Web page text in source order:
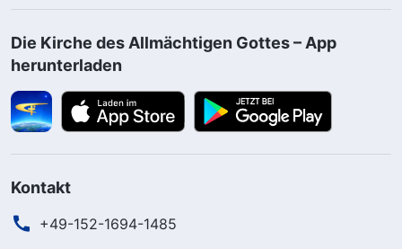
Die Kirche des Allmächtigen Gottes – App
herunterladen
Kontakt
+49-152-1694-1485